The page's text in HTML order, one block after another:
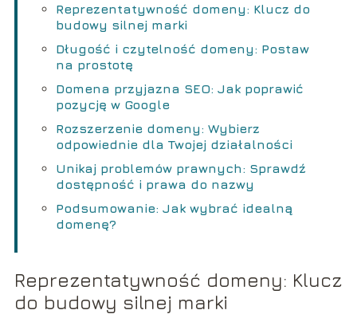
Reprezentatywność domeny: Klucz do
budowy silnej marki
Długość i czytelność domeny: Postaw
na prostotę
Domena przyjazna SEO: Jak poprawić
pozycję w Google
Rozszerzenie domeny: Wybierz
odpowiednie dla Twojej działalności
Unikaj problemów prawnych: Sprawdź
dostępność i prawa do nazwy
Podsumowanie: Jak wybrać idealną
domenę?
Reprezentatywność domeny: Klucz
do budowy silnej marki